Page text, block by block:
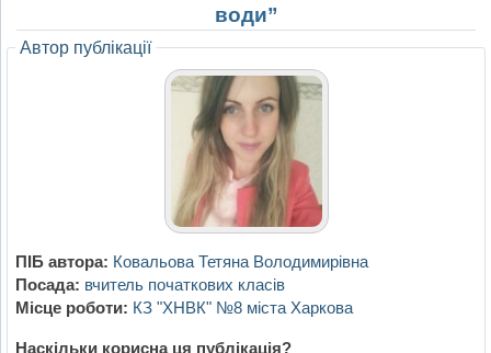
води”
Автор публікації
ПІБ автора: Ковальова Тетяна Володимирівна
Посада: вчитель початкових класів
Місце роботи: КЗ "ХНВК" №8 міста Харкова
Наскільки корисна ця публікація?